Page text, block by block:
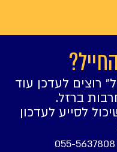
רוצים לעדכן עוד
ברזל.
לסייע לעדכון